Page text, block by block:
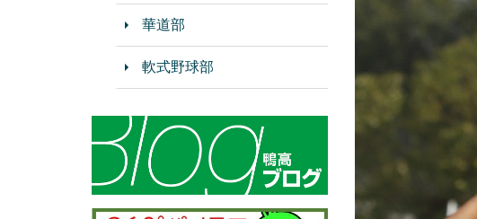
華道部
軟式野球部